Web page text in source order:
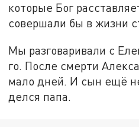
которые Бог
совершали бы в жизни
Мы разговаривали с
го. После смерти
мало дней. И сын ещё
делся папа.